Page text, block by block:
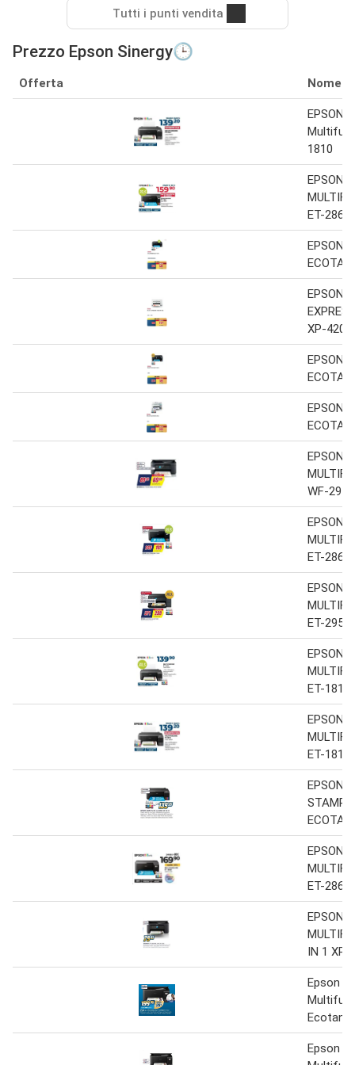
Tutti i punti vendita
Prezzo Epson Sinergy🕒
Offerta Nome
EPSON
1810
EPSON
ET-2860
EPSON
EPSON
XP-4205
EPSON
EPSON
EPSON
WF-
EPSON
ET-2860
EPSON
ET-2951
EPSON
ET-1810
EPSON
ET-1810
EPSON
EPSON
ET-2860
EPSON
IN 1 XP-
Epson
Ecotank
Epson